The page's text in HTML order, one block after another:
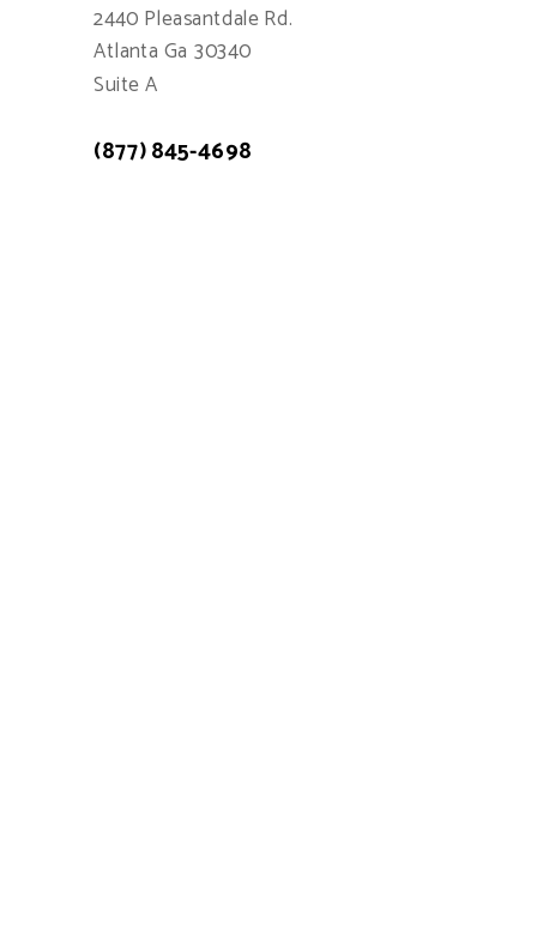
2440 Pleasantdale Rd.
Atlanta Ga 30340
Suite A
(877) 845-4698